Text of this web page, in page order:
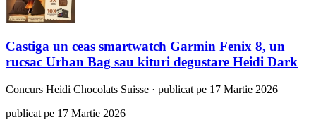
Castiga un ceas smartwatch Garmin Fenix 8, un
rucsac Urban Bag sau kituri degustare Heidi Dark
Concurs Heidi Chocolats Suisse · publicat pe 17 Martie 2026
publicat pe 17 Martie 2026